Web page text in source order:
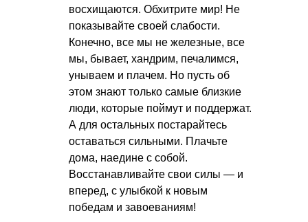
восхищаются. Обхитрите мир! Не
показывайте своей слабости.
Конечно, все мы не железные, все
мы, бывает, хандрим, печалимся,
унываем и плачем. Но пусть об
этом знают только самые близкие
люди, которые поймут и поддержат.
А для остальных постарайтесь
оставаться сильными. Плачьте
дома, наедине с собой.
Восстанавливайте свои силы — и
вперед, с улыбкой к новым
победам и завоеваниям!